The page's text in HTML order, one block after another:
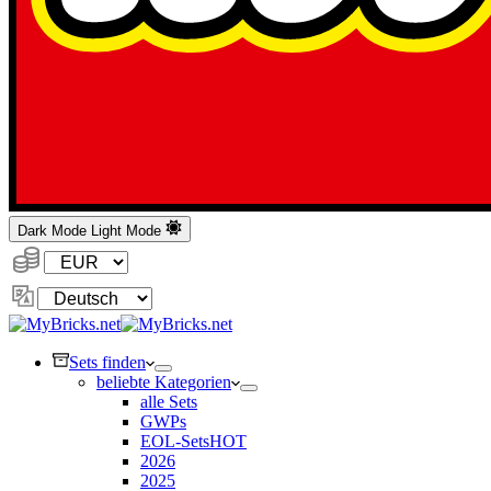
Dark Mode Light Mode
Währung:
Sprache
ändern
Sets finden
beliebte Kategorien
alle Sets
GWPs
EOL-SetsHOT
2026
2025